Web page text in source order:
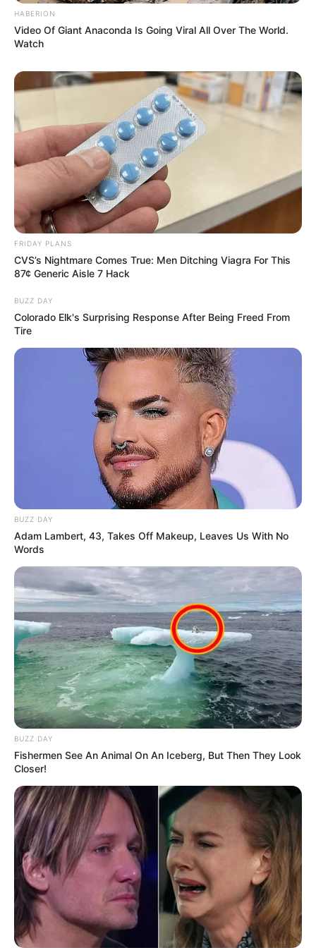
Καθώς οι περισσότερες πολιτείες των ΗΠΑ,
με τα στατιστικά που βγαίνουν από τη Νέα Υόρκη, η
Olzewski επέκρινε την αδικία του να «αφαιρούνται οι
ελευθερίες των ανθρώπων με βάση τους αριθμούς της
Νέας Υόρκης … που τώρα ξέρουμε ότι είναι ψέματα»
Πολλά από αυτά τα υψηλά ποσοστά θνησιμότητας, είπε,
προήλθαν από το «Κυβερνητικό Andrew Cuomo που
θέτει αυτούς τους ασθενείς [COVID-19] σε γηροκομεία »,
διαδίδοντας τη μόλυνση μέσω μελών του πιο ευάλωτου
πληθυσμού.
Οι θάνατοι σε οίκους ευγηρίας της πολιτείας της Νέας
Υόρκης για την περίοδο ξεπέρασαν τους 15.000, και
μετάτη συγκάλυψη των στοιχείων αυτών από τον
Cuomo, υπήρξαν πολλές εκκλήσεις για την παραίτησή
του ακόμη και από μέλη του ίδιου του Δημοκρατικού
κόμματός του.
“Αλλά τα lockdowns προκαλούν πολύ περισσότερη
βλάβη από ότι ο ίδιος ο ιός”, είπε η Olzewski. Σε
αυτά περιλαμβάνονται
ζητήματα, κατάθλιψη, αυτοκτονίες, απλώς η κακή
υγεία όλων όσων ζουν μέσα στον ίδιο το φόβο.
Δεν είναι τρόπος να ζει κανείς έτσι. Είναι
αντιαμερικανικό να αφαιρούμε τις ελευθερίες με
βάση ένα ψευδές αφήγημα».
Όσον αφορά τις συμβουλές, τόνισε την ανάγκη εστίασης
στην υγεία κάποιου χρησιμοποιώντας φυσικές
μεθόδους. «Κανείς δεν επικεντρώνεται στην προληπτική
υγεία και τι μπορείτε να κάνετε. Η κουερσετίνη είναι μια
φυσική εναλλακτική λύση έναντι της υδροξυχλωροκίνης,
HABERION
Video Of Giant Anaconda Is Going Viral All Over The World.
Watch
FRIDAY PLANS
CVS’s Nightmare Comes True: Men Ditching Viagra For This
87¢ Generic Aisle 7 Hack
BUZZ DAY
Colorado Elk's Surprising Response After Being Freed From
Tire
BUZZ DAY
Adam Lambert, 43, Takes Off Makeup, Leaves Us With No
Words
BUZZ DAY
Fishermen See An Animal On An Iceberg, But Then They Look
Closer!